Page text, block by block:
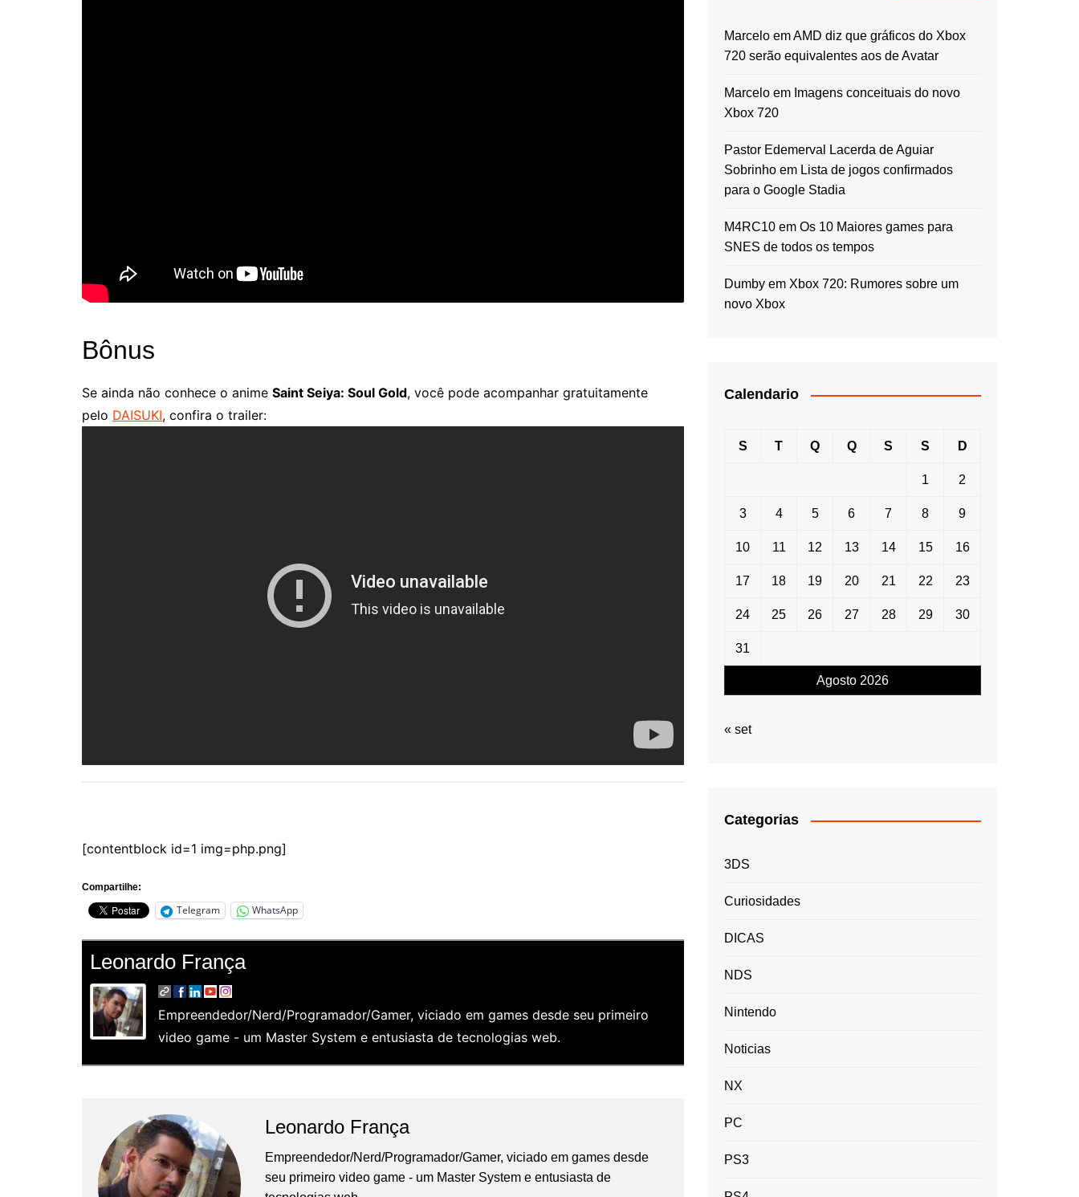
Bônus
Se ainda não conhece o anime Saint Seiya: Soul Gold, você pode acompanhar gratuitamente
pelo DAISUKI, confira o trailer:
[contentblock id=1 img=php.png]
Compartilhe:
Telegram WhatsApp
Leonardo França
Empreendedor/Nerd/Programador/Gamer, viciado em games desde seu primeiro
video game - um Master System e entusiasta de tecnologias web.
Leonardo França
Empreendedor/Nerd/Programador/Gamer, viciado em games desde
seu primeiro video game - um Master System e entusiasta de
Marcelo emAMD diz que gráficos do Xbox
720 serão equivalentes aos de Avatar
Marcelo em Imagens conceituais do novo
Xbox 720
Pastor Edemerval Lacerda de Aguiar
Sobrinho em Lista de jogos confirmados
para o Google Stadia
M4RC10 em Os 10 Maiores games para
SNES de todos os tempos
Dumby em Xbox 720: Rumores sobre um
novo Xbox
Calendario
Agosto 2026
S T Q Q S S D
1 2
3 4 5 6 7 8 9
10 11 12 13 14 15 16
17 18 19 20 21 22 23
24 25 26 27 28 29 30
31
« set
Categorias
3DS
Curiosidades
DICAS
NDS
Nintendo
Noticias
NX
PC
PS3